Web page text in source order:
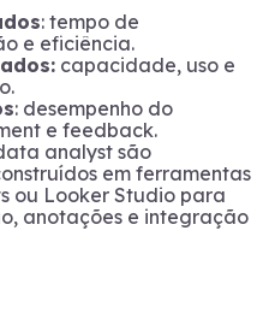
: tempo de
e eficiência.
capacidade, uso e
: desempenho do
e feedback.
analyst são
em ferramentas
ou Looker Studio para
anotações e integração